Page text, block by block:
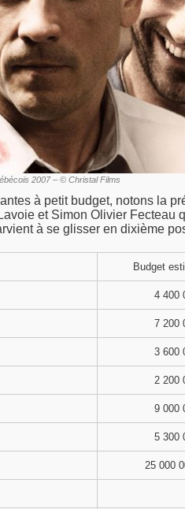
2007 – © Christal Films
à petit budget, notons la
et Simon Olivier Fecteau
à se glisser en dixième
Budget
4 400
7 200
3 600
2 200
9 000
5 300
25 000